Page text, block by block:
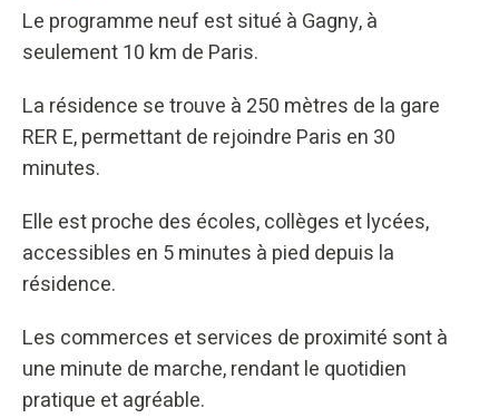
Le programme neuf est situé à Gagny, à
seulement 10 km de Paris.
La résidence se trouve à 250 mètres de la gare
RER E, permettant de rejoindre Paris en 30
minutes.
Elle est proche des écoles, collèges et lycées,
accessibles en 5 minutes à pied depuis la
résidence.
Les commerces et services de proximité sont à
une minute de marche, rendant le quotidien
pratique et agréable.